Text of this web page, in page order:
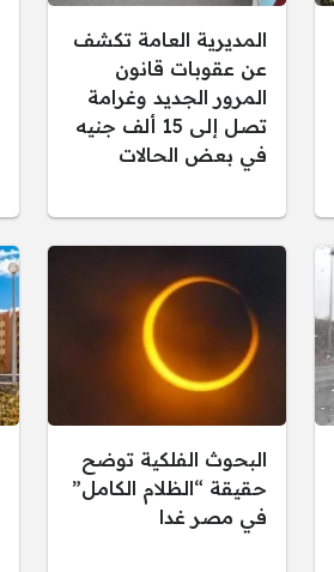
المديرية العامة تكشف
عن عقوبات قانون
المرور الجديد وغرامة
تصل إلى 15 ألف جنيه
في بعض الحالات
البحوث الفلكية توضح
حقيقة “الظلام الكامل”
في مصر غدا